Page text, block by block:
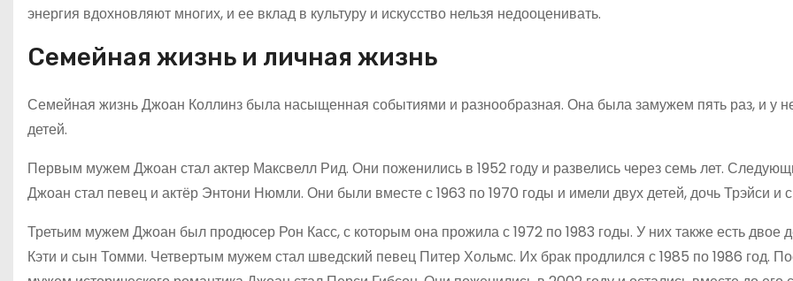
энергия вдохновляют многих, и ее вклад в культуру и искусство нельзя недооценивать.
Семейная жизнь и личная жизнь
Семейная жизнь Джоан Коллинз была насыщенная событиями и разнообразная. Она была замужем пять раз, и у
детей.
Первым мужем Джоан стал актер Максвелл Рид. Они поженились в 1952 году и развелись через семь лет.
Джоан стал певец и актёр Энтони Нюмли. Они были вместе с 1963 по 1970 годы и имели двух детей, дочь Трэйси
Третьим мужем Джоан был продюсер Рон Касс, с которым она прожила с 1972 по 1983 годы. У них также есть двое
Кэти и сын Томми. Четвертым мужем стал шведский певец Питер Хольмс. Их брак продлился с 1985 по 1986 год.